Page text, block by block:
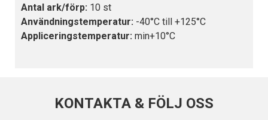
Antal ark/förp: 10 st
Användningstemperatur: -40°C till +125°C
Appliceringstemperatur: min+10°C
KONTAKTA & FÖLJ OSS